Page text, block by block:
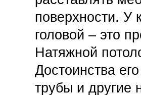
поверхности. У
головой – это
Натяжной
Достоинства
трубы и другие